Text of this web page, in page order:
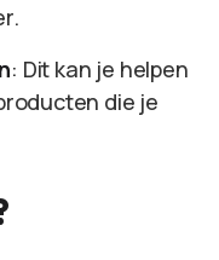
: Dit kan je helpen
die je